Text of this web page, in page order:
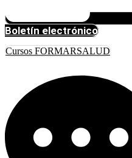
Boletín electrónico
Cursos FORMARSALUD